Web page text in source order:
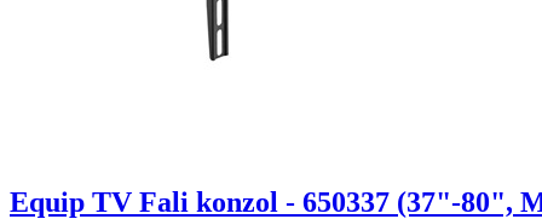
Equip TV Fali konzol - 650337 (37"-80",